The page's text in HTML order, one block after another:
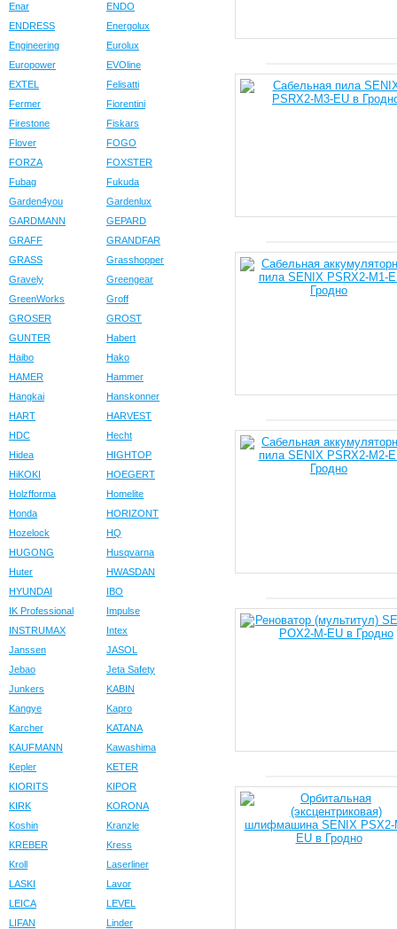
Enar
ENDO
ENDRESS
Energolux
Engineering
Eurolux
Europower
EVOline
EXTEL
Felisatti
Fermer
Fiorentini
Firestone
Fiskars
Flover
FOGO
FORZA
FOXSTER
Fubag
Fukuda
Garden4you
Gardenlux
GARDMANN
GEPARD
GRAFF
GRANDFAR
GRASS
Grasshopper
Gravely
Greengear
GreenWorks
Groff
GROSER
GROST
GUNTER
Habert
Haibo
Hako
HAMER
Hammer
Hangkai
Hanskonner
HART
HARVEST
HDC
Hecht
Hidea
HIGHTOP
HiKOKI
HOEGERT
Holzfforma
Homelite
Honda
HORIZONT
Hozelock
HQ
HUGONG
Husqvarna
Huter
HWASDAN
HYUNDAI
IBO
IK Professional
Impulse
INSTRUMAX
Intex
Janssen
JASOL
Jebao
Jeta Safety
Junkers
KABIN
Kangye
Kapro
Karcher
KATANA
KAUFMANN
Kawashima
Kepler
KETER
KIORITS
KIPOR
KIRK
KORONA
Koshin
Kranzle
KREBER
Kress
Kroll
Laserliner
LASKI
Lavor
LEICA
LEVEL
LIFAN
Linder